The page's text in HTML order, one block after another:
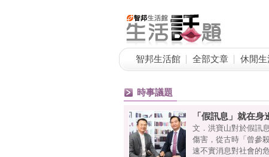
智邦生活館 全部文章 休閒
時事議題
「假訊息」就在
文．洪寶山對於假訊
傷害，從古時「曾參
速不實消息對社會的